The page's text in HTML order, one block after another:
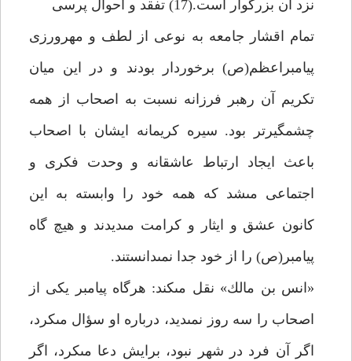
نزد آن بزرگوار است.(17) تفقد و احوال پرسى
تمام اقشار جامعه به نوعى از لطف و مهرورزى
پيامبراعظم(ص) برخوردار بودند و در اين ميان
تكريم آن رهبر فرزانه نسبت به اصحاب از همه
چشمگيرتر بود. سيره كريمانه ايشان با اصحاب
باعث ايجاد ارتباط عاشقانه و وحدت فكرى و
اجتماعى مى‏شد كه همه خود را وابسته به اين
كانون عشق و ايثار و كرامت مى‏ديدند و هيچ گاه
پيامبر(ص) را از خود جدا نمى‏دانستند.
«انس بن مالك» نقل مى‏كند: هرگاه پيامبر يكى از
اصحاب را سه روز نمى‏ديد، درباره او سؤال مى‏كرد،
اگر آن فرد در شهر نبود، برايش دعا مى‏كرد، اگر